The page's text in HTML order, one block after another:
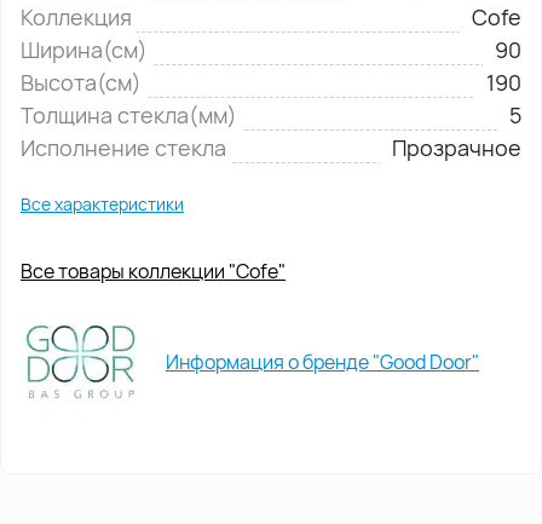
Коллекция
Cofe
Ширина(см)
90
Высота(см)
190
Толщина стекла(мм)
5
Исполнение стекла
Прозрачное
Все характеристики
Все товары коллекции "Cofe"
Информация о бренде "Good Door"